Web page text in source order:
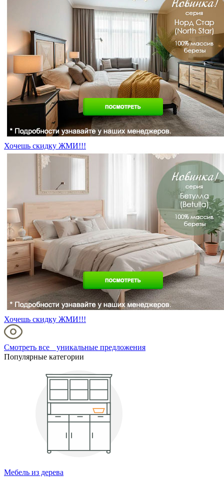
Хочешь скидку ЖМИ!!!
Хочешь скидку ЖМИ!!!
Смотреть все уникальные предложения
Популярные категории
Мебель из дерева